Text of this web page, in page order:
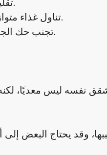
تقليل التعرض للمياه الساخنة التي تزيد من جفاف الجلد.
تناول غذاء متوازن غني بالفيتامينات والمعادن التي تدعم صحة الجلد.
تجنب حك الجلد بقوة عند الشعور بالحكة لتفادي النزيف أو العدوى.
وقد يحتاج البعض إلى